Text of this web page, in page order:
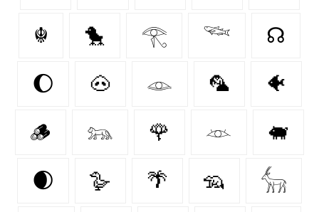
☬ 🐤 𓂀 𓆝 ☊
🌔 🐽 𓁼 🦜 🐠
🪵 𓃬 🌹 𓁺 🐖
🌒 🪿 🌴 🦡 𓃲